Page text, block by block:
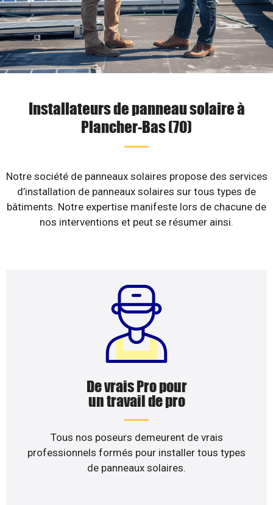
Installateurs de panneau solaire à
Plancher-Bas (70)
Notre société de panneaux solaires propose des services
d’installation de panneaux solaires sur tous types de
bâtiments. Notre expertise manifeste lors de chacune de
nos interventions et peut se résumer ainsi.
De vrais Pro pour
un travail de pro
Tous nos poseurs demeurent de vrais
professionnels formés pour installer tous types
de panneaux solaires.